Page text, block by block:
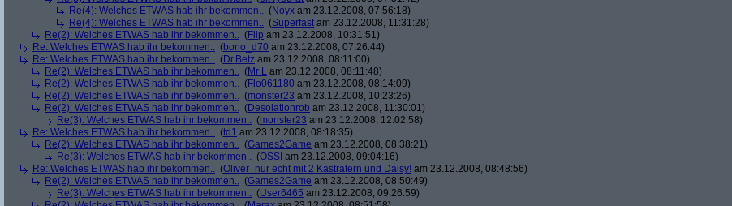
Re(4): Welches ETWAS hab ihr bekommen.. (Noyx am 23.12.2008, 07:56:18)
Re(4): Welches ETWAS hab ihr bekommen.. (Superfast am 23.12.2008, 11:31:28)
Re(2): Welches ETWAS hab ihr bekommen.. (Flip am 23.12.2008, 10:31:51)
Re: Welches ETWAS hab ihr bekommen.. (bono_d70 am 23.12.2008, 07:26:44)
Re: Welches ETWAS hab ihr bekommen.. (Dr.Betz am 23.12.2008, 08:11:00)
Re(2): Welches ETWAS hab ihr bekommen.. (Mr L am 23.12.2008, 08:11:48)
Re(2): Welches ETWAS hab ihr bekommen.. (Flo061180 am 23.12.2008, 08:14:09)
Re(2): Welches ETWAS hab ihr bekommen.. (monster23 am 23.12.2008, 10:23:26)
Re(2): Welches ETWAS hab ihr bekommen.. (Desolationrob am 23.12.2008, 11:30:01)
Re(3): Welches ETWAS hab ihr bekommen.. (monster23 am 23.12.2008, 12:02:58)
Re: Welches ETWAS hab ihr bekommen.. (td1 am 23.12.2008, 08:18:35)
Re(2): Welches ETWAS hab ihr bekommen.. (Games2Game am 23.12.2008, 08:38:21)
Re(3): Welches ETWAS hab ihr bekommen.. (OSSI am 23.12.2008, 09:04:16)
Re: Welches ETWAS hab ihr bekommen.. (Oliver_nur echt mit 2 Kastratern und Daisy! am 23.12.2008, 08:48:56)
Re(2): Welches ETWAS hab ihr bekommen.. (Games2Game am 23.12.2008, 08:50:49)
Re(3): Welches ETWAS hab ihr bekommen.. (User6465 am 23.12.2008, 09:26:59)